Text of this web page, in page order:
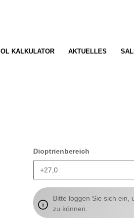
IOL KALKULATOR AKTUELLES
Dioptrienbereich
Bitte loggen Sie sich ein,
zu können.